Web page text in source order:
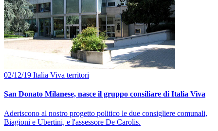
02/12/19 Italia Viva territori
San Donato Milanese, nasce il gruppo consiliare di Italia Viva
Aderiscono al nostro progetto politico le due consigliere comunali,
Biagioni e Ubertini, e l'assessore De Carolis.